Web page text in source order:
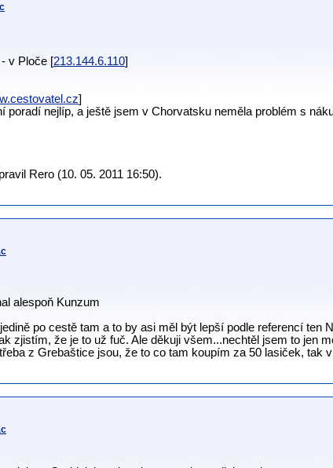
v Ploče [213.144.6.110]
]
poradí nejlíp, a ještě jsem v Chorvatsku neměla problém s
Rero (10. 05. 2011 16:50).
alespoň Kunzum
po cestě tam a to by asi měl být lepší podle referencí ten
zjistím, že je to už fuč. Ale děkuji všem...nechtěl jsem to jen
z Grebaštice jsou, že to co tam koupím za 50 lasiček, tak